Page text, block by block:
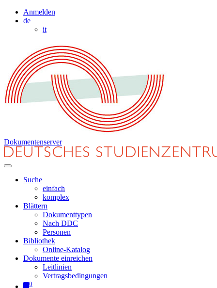
Anmelden
de
it
Dokumentenserver
Suche
einfach
komplex
Blättern
Dokumenttypen
Nach DDC
Personen
Bibliothek
Online-Katalog
Dokumente einreichen
Leitlinien
Vertragsbedingungen
0